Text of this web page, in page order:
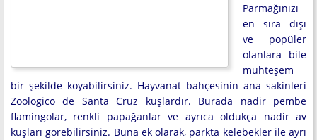
Parmağınızı
en sıra dışı
ve popüler
olanlara bile
muhteşem
bir şekilde koyabilirsiniz. Hayvanat bahçesinin ana sakinleri
Zoologico de Santa Cruz kuşlardır. Burada nadir pembe
flamingolar, renkli papağanlar ve ayrıca oldukça nadir av
kuşları görebilirsiniz. Buna ek olarak, parkta kelebekler ile ayrı